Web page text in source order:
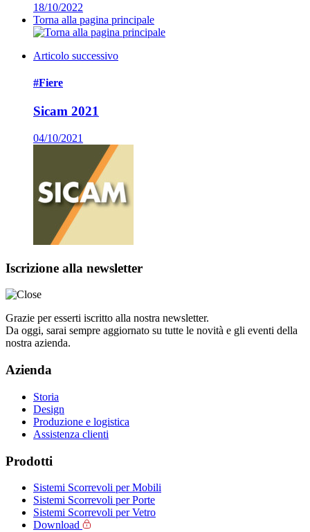
18/10/2022
Torna alla pagina principale
Articolo successivo
#Fiere
Sicam 2021
04/10/2021
Iscrizione alla newsletter
Grazie per esserti iscritto alla nostra newsletter.
Da oggi, sarai sempre aggiornato su tutte le novità e gli eventi della
nostra azienda.
Azienda
Storia
Design
Produzione e logistica
Assistenza clienti
Prodotti
Sistemi Scorrevoli per Mobili
Sistemi Scorrevoli per Porte
Sistemi Scorrevoli per Vetro
Download